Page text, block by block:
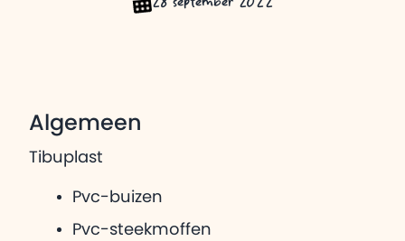
Algemeen
Tibuplast
Pvc-buizen
Pvc-steekmoffen